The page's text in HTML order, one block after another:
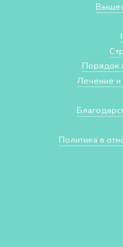
Порядок
Лечение
Политика в